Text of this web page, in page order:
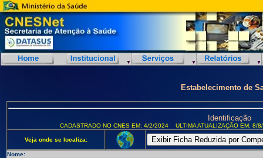
Estabelecimento de
Identificação
CADASTRADO NO CNES EM: 4/2/2024 ULTIMA ATUALIZAÇÃO EM:
Veja onde se localiza:
Nome: